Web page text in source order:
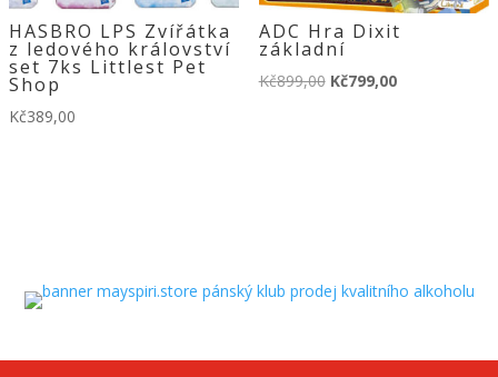
HASBRO LPS Zvířátka
z ledového království
set 7ks Littlest Pet
Shop
Kč389,00
ADC Hra Dixit
základní
Kč899,00 Původní
Kč799,00Aktuální